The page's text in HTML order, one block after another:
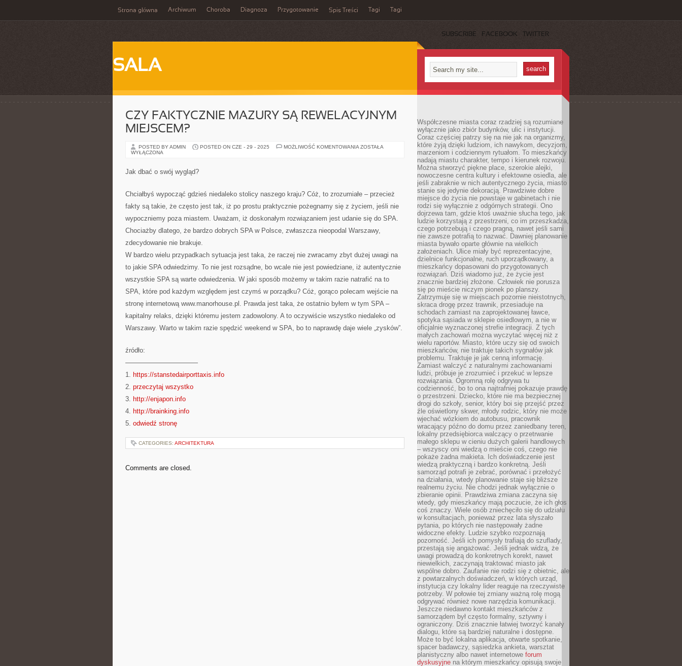
Strona główna Archiwum Choroba Diagnoza Przygotowanie Spis Treści Tagi Tagi
SUBSCRIBE FACEBOOK TWITTER
SALA
CZY FAKTYCZNIE MAZURY SĄ REWELACYJNYM
MIEJSCEM?
POSTED BY ADMIN POSTED ON CZE - 29 - 2025 MOŻLIWOŚĆ KOMENTOWANIA CZY
ZOSTAŁA
WYŁĄCZONA
Jak dbać o swój wygląd?
Chciałbyś wypocząć gdzieś niedaleko stolicy naszego kraju? Cóż, to zrozumiałe – przecież
fakty są takie, że często jest tak, iż po prostu praktycznie pożegnamy się z życiem, jeśli nie
wypoczniemy poza miastem. Uważam, iż doskonałym rozwiązaniem jest udanie się do SPA.
Chociażby dlatego, że bardzo dobrych SPA w Polsce, zwłaszcza nieopodal Warszawy,
zdecydowanie nie brakuje.
W bardzo wielu przypadkach sytuacja jest taka, że raczej nie zwracamy zbyt dużej uwagi na
to jakie SPA odwiedzimy. To nie jest rozsądne, bo wcale nie jest powiedziane, iż autentycznie
wszystkie SPA są warte odwiedzenia. W jaki sposób możemy w takim razie natrafić na to
SPA, które pod każdym względem jest czymś w porządku? Cóż, gorąco polecam wejście na
stronę internetową www.manorhouse.pl. Prawda jest taka, że ostatnio byłem w tym SPA –
kapitalny relaks, dzięki któremu jestem zadowolony. A to oczywiście wszystko niedaleko od
Warszawy. Warto w takim razie spędzić weekend w SPA, bo to naprawdę daje wiele „zysków”.
źródło:
———————————
1. https://stanstedairporttaxis.info
2. przeczytaj wszystko
3. http://enjapon.info
4. http://brainking.info
5. odwiedź stronę
CATEGORIES: ARCHITEKTURA
Comments are closed.
Współczesne miasta coraz rzadziej są rozumiane
wyłącznie jako zbiór budynków, ulic i instytucji.
Coraz częściej patrzy się na nie jak na organizmy,
które żyją dzięki ludziom, ich nawykom, decyzjom,
marzeniom i codziennym rytuałom. To mieszkańcy
nadają miastu charakter, tempo i kierunek rozwoju.
Można stworzyć piękne place, szerokie alejki,
nowoczesne centra kultury i efektowne osiedla, ale
jeśli zabraknie w nich autentycznego życia, miasto
stanie się jedynie dekoracją. Prawdziwie dobre
miejsce do życia nie powstaje w gabinetach i nie
rodzi się wyłącznie z odgórnych strategii. Ono
dojrzewa tam, gdzie ktoś uważnie słucha tego, jak
ludzie korzystają z przestrzeni, co im przeszkadza,
czego potrzebują i czego pragną, nawet jeśli sami
nie zawsze potrafią to nazwać. Dawniej planowanie
miasta bywało oparte głównie na wielkich
założeniach. Ulice miały być reprezentacyjne,
dzielnice funkcjonalne, ruch uporządkowany, a
mieszkańcy dopasowani do przygotowanych
rozwiązań. Dziś wiadomo już, że życie jest
znacznie bardziej złożone. Człowiek nie porusza
się po mieście niczym pionek po planszy.
Zatrzymuje się w miejscach pozornie nieistotnych,
skraca drogę przez trawnik, przesiaduje na
schodach zamiast na zaprojektowanej ławce,
spotyka sąsiada w sklepie osiedlowym, a nie w
oficjalnie wyznaczonej strefie integracji. Z tych
małych zachowań można wyczytać więcej niż z
wielu raportów. Miasto, które uczy się od swoich
mieszkańców, nie traktuje takich sygnałów jak
problemu. Traktuje je jak cenną informację.
Zamiast walczyć z naturalnymi zachowaniami
ludzi, próbuje je zrozumieć i przekuć w lepsze
rozwiązania. Ogromną rolę odgrywa tu
codzienność, bo to ona najtrafniej pokazuje prawdę
o przestrzeni. Dziecko, które nie ma bezpiecznej
drogi do szkoły, senior, który boi się przejść przez
źle oświetlony skwer, młody rodzic, który nie może
wjechać wózkiem do autobusu, pracownik
wracający późno do domu przez zaniedbany teren,
lokalny przedsiębiorca walczący o przetrwanie
małego sklepu w cieniu dużych galerii handlowych
– wszyscy oni wiedzą o mieście coś, czego nie
pokaże żadna makieta. Ich doświadczenie jest
wiedzą praktyczną i bardzo konkretną. Jeśli
samorząd potrafi je zebrać, porównać i przełożyć
na działania, wtedy planowanie staje się bliższe
realnemu życiu. Nie chodzi jednak wyłącznie o
zbieranie opinii. Prawdziwa zmiana zaczyna się
wtedy, gdy mieszkańcy mają poczucie, że ich głos
coś znaczy. Wiele osób zniechęciło się do udziału
w konsultacjach, ponieważ przez lata słyszało
pytania, po których nie następowały żadne
widoczne efekty. Ludzie szybko rozpoznają
pozorność. Jeśli ich pomysły trafiają do szuflady,
przestają się angażować. Jeśli jednak widzą, że
uwagi prowadzą do konkretnych korekt, nawet
niewielkich, zaczynają traktować miasto jak
wspólne dobro. Zaufanie nie rodzi się z obietnic, ale
z powtarzalnych doświadczeń, w których urząd,
instytucja czy lokalny lider reaguje na rzeczywiste
potrzeby. W połowie tej zmiany ważną rolę mogą
odgrywać również nowe narzędzia komunikacji.
Jeszcze niedawno kontakt mieszkańców z
samorządem był często formalny, sztywny i
ograniczony. Dziś znacznie łatwiej tworzyć kanały
dialogu, które są bardziej naturalne i dostępne.
Może to być lokalna aplikacja, otwarte spotkanie,
spacer badawczy, sąsiedzka ankieta, warsztat
planistyczny albo nawet internetowe forum
dyskusyjne na którym mieszkańcy opisują swoje